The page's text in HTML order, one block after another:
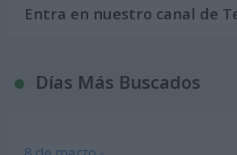
Entra en nuestro canal de
Días Más Buscados